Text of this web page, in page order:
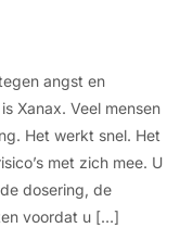
angst en
Xanax. Veel mensen
Het werkt snel. Het
met zich mee. U
dosering, de
voordat u […]